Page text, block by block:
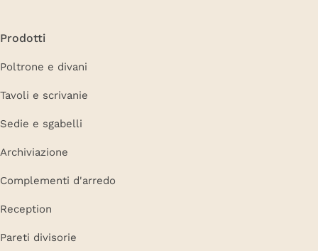
Prodotti
Poltrone e divani
Tavoli e scrivanie
Sedie e sgabelli
Archiviazione
Complementi d'arredo
Reception
Pareti divisorie